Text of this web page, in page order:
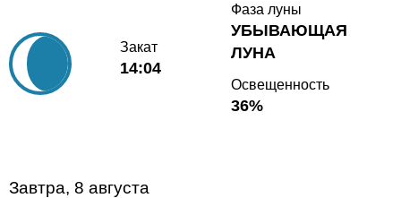
Закат
14:04
Фаза луны
УБЫВАЮЩАЯ
ЛУНА
Освещенность
36%
Завтра, 8 августа